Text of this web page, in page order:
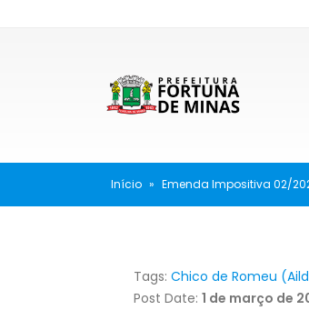
Início » Emenda Impositiva 02/
Tags: Chico de Romeu
Post Date: 1 de março de